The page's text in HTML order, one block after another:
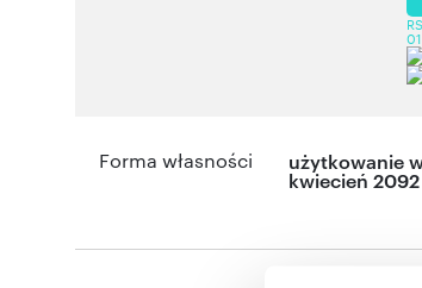
Forma własności użytkowanie
kwiecień 2092